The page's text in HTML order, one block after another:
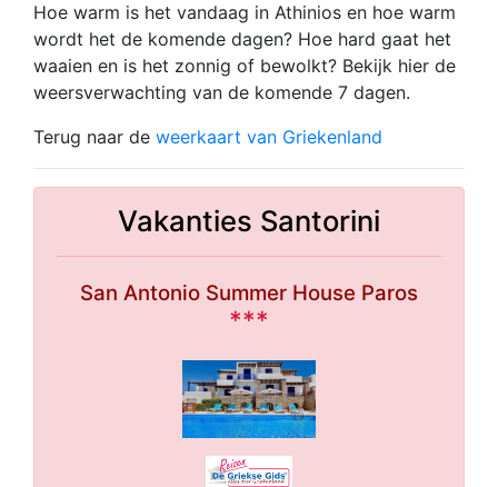
Hoe warm is het vandaag in Athinios en hoe warm
wordt het de komende dagen? Hoe hard gaat het
waaien en is het zonnig of bewolkt? Bekijk hier de
weersverwachting van de komende 7 dagen.
Terug naar de weerkaart van Griekenland
Vakanties Santorini
San Antonio Summer House Paros
***